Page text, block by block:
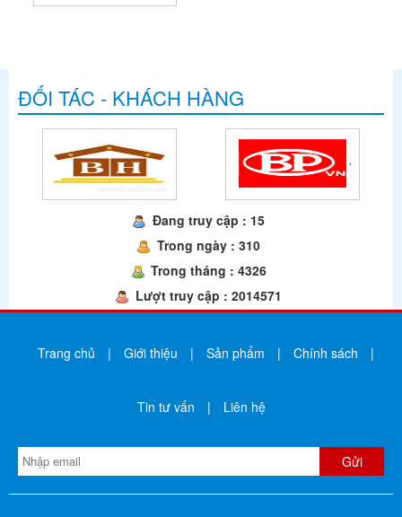
ĐỐI TÁC - KHÁCH HÀNG
Đang truy cập : 15
Trong ngày : 310
Trong tháng : 4326
Lượt truy cập : 2014571
Trang chủ | Giới thiệu | Sản phẩm | Chính sách |
Tin tư vấn | Liên hệ